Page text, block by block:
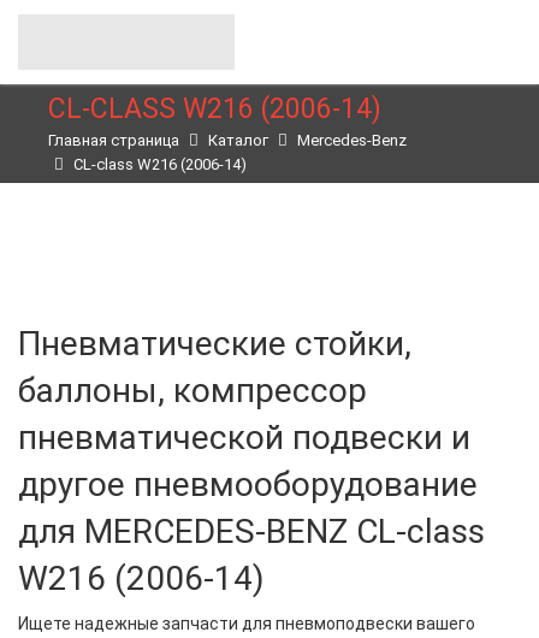
CL-CLASS W216 (2006-14)
Главная страница Каталог
Merсedes-Benz
CL-class W216 (2006-14)
Пневматические стойки,
баллоны, компрессор
пневматической подвески и
другое пневмооборудование
для MERCEDES-BENZ CL-class
W216 (2006-14)
Ищете надежные запчасти для пневмоподвески вашего